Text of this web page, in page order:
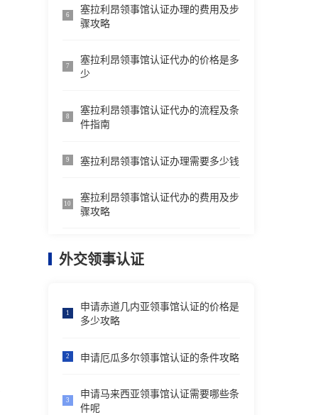
6
塞拉利昂领事馆认证办理的费用及步
骤攻略
7
塞拉利昂领事馆认证代办的价格是多
少
8
塞拉利昂领事馆认证代办的流程及条
件指南
9 塞拉利昂领事馆认证办理需要多少钱
10
塞拉利昂领事馆认证代办的费用及步
骤攻略
外交领事认证
1
申请赤道几内亚领事馆认证的价格是
多少攻略
2 申请厄瓜多尔领事馆认证的条件攻略
3
申请马来西亚领事馆认证需要哪些条
件呢